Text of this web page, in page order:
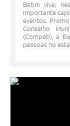
Betim vive,
importante
eventos.
Conselho
(Compeb), a
pessoas no